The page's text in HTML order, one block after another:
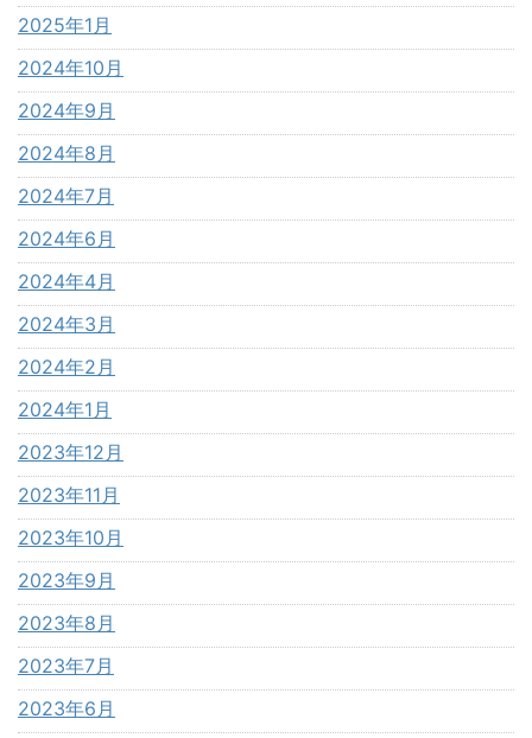
2025年1月
2024年10月
2024年9月
2024年8月
2024年7月
2024年6月
2024年4月
2024年3月
2024年2月
2024年1月
2023年12月
2023年11月
2023年10月
2023年9月
2023年8月
2023年7月
2023年6月